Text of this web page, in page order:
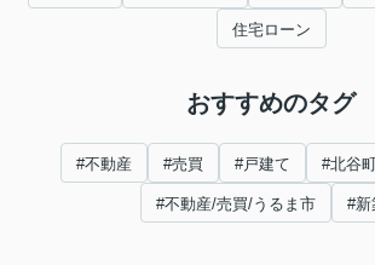
住宅ローン
おすすめのタグ
#不動産 #売買 #戸建て #北谷
#不動産/売買/うるま市 #新